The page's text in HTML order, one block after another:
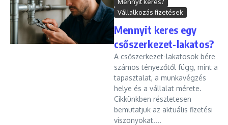
Vállalkozás fizetések
Mennyit keres egy
csőszerkezet-lakatos?
A csőszerkezet-lakatosok bére
számos tényezőtől függ, mint a
tapasztalat, a munkavégzés
helye és a vállalat mérete.
Cikkünkben részletesen
bemutatjuk az aktuális fizetési
viszonyokat....